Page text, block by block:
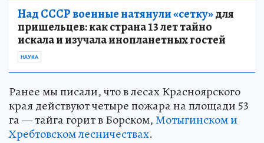
Над СССР военные натянули «сетку»для
пришельцев: как страна 13 лет тайно
искала и изучала инопланетных гостей
НАУКА
Ранее мы писали, что в лесах Красноярского
края действуют четыре пожара на площади 53
га — тайга горит в Борском,Мотыгинском и
Хребтовском лесничествах.